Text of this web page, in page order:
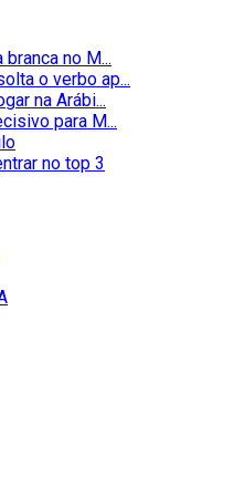
no M...
o verbo ap...
na Arábi...
para M...
no top 3